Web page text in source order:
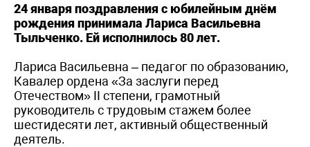
24 января поздравления с юбилейным днём
рождения принимала Лариса Васильевна
Тыльченко. Ей исполнилось 80 лет.
Лариса Васильевна – педагог по образованию,
Кавалер ордена «За заслуги перед
Отечеством» II степени, грамотный
руководитель с трудовым стажем более
шестидесяти лет, активный общественный
деятель.